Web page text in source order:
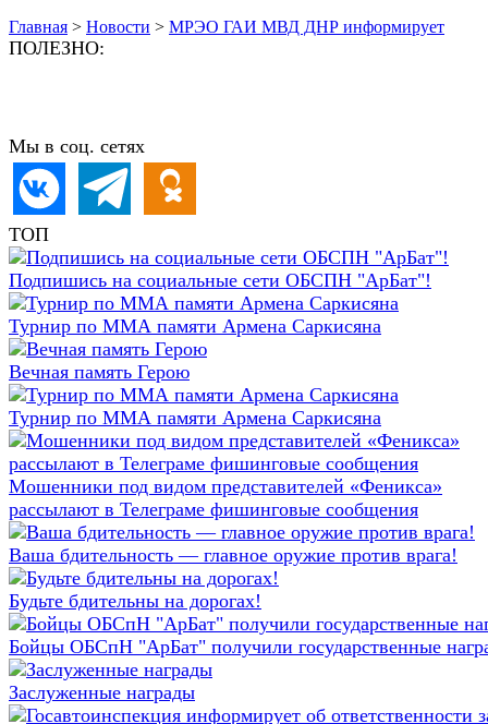
Главная > Новости > МРЭО ГАИ МВД ДНР информирует
ПОЛЕЗНО:
Мы в соц. сетях
ТОП
Подпишись на социальные сети ОБСПН "АрБат"!
Турнир по ММА памяти Армена Саркисяна
Вечная память Герою
Турнир по ММА памяти Армена Саркисяна
Мошенники под видом представителей «Феникса»
рассылают в Телеграме фишинговые сообщения
Ваша бдительность — главное оружие против врага!
Будьте бдительны на дорогах!
Бойцы ОБСпН "АрБат" получили государственные
Заслуженные награды